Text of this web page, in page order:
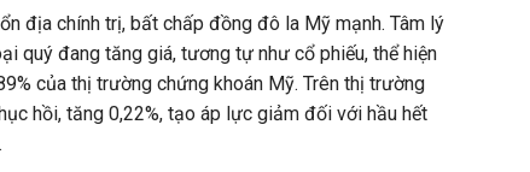
địa chính trị, bất chấp đồng đô la Mỹ mạnh. Tâm lý
quý đang tăng giá, tương tự như cổ phiếu, thể hiện
của thị trường chứng khoán Mỹ. Trên thị trường
hồi, tăng 0,22%, tạo áp lực giảm đối với hầu hết